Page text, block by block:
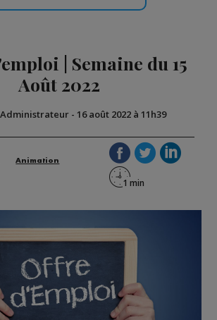
| Semaine du 15
Août 2022
- 16 août 2022 à 11h39
Animation